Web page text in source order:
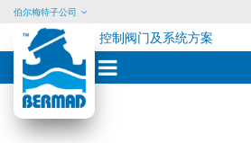
Skip
content
伯尔梅特子公司
控制阀门及系统方案